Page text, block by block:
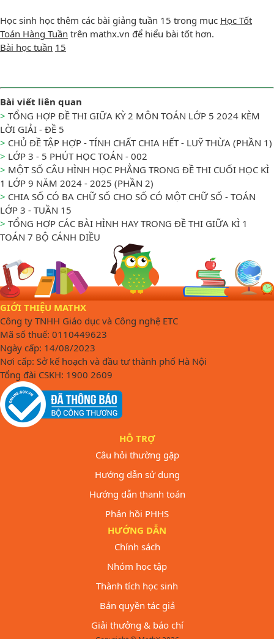
Học sinh học thêm các bài giảng tuần 15 trong mục Học Tốt
Toán Hàng Tuần trên mathx.vn để hiểu bài tốt hơn.
Bài học tuần 15
Bài viết liên quan
> TỔNG HỢP ĐỀ THI GIỮA KỲ 2 MÔN TOÁN LỚP 5 2024 KÈM
LỜI GIẢI - ĐỀ 5
> CHỦ ĐỀ TẬP HỢP - TÍNH CHẤT CHIA HẾT - LUỸ THỪA (PHẦN 1)
> LỚP 3 - 5 PHÚT HỌC TOÁN - 002
> MỘT SỐ CÂU HÌNH HỌC PHẲNG TRONG ĐỀ THI CUỐI HỌC KÌ
1 LỚP 9 NĂM 2024 - 2025 (PHẦN 2)
> CHIA SỐ CÓ BA CHỮ SỐ CHO SỐ CÓ MỘT CHỮ SỐ - TOÁN
LỚP 3 - TUẦN 15
> TỔNG HỢP CÁC BÀI HÌNH HAY TRONG ĐỀ THI GIỮA KÌ 1
TOÁN 7 BỘ CÁNH DIỀU
GIỚI THIỆU MATHX
Công ty TNHH Giáo dục và Công nghệ ETC
Mã số thuế: 0110449623
Ngày cấp: 14/08/2023
Nơi cấp: Sở kế hoạch và đầu tư thành phố Hà Nội
Tổng đài CSKH: 1900 2609
HỖ TRỢ
Câu hỏi thường gặp
Hướng dẫn sử dụng
Hướng dẫn thanh toán
Phản hồi PHHS
HƯỚNG DẪN
Chính sách
Nhóm học tập
Thành tích học sinh
Bản quyền tác giả
Giải thưởng & báo chí